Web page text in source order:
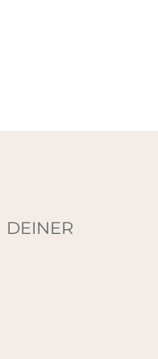
DEINER